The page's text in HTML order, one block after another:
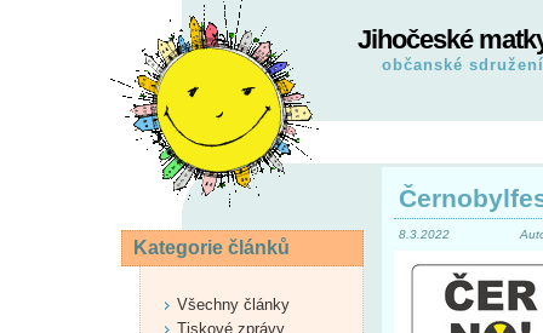
Jihočeské
občanské sdružení
8.3.2022
Kategorie článků
Všechny články
Tiskové zprávy